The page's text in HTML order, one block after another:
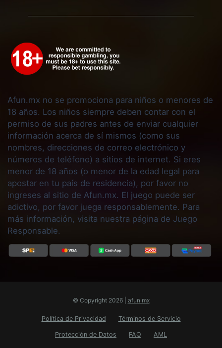
Afun.mx no se promociona para niños o menores de
18 años. Los niños siempre deben contar con el
permiso de sus padres antes de enviar cualquier
información acerca de sí mismos (como sus
nombres, direcciones de correo electrónico y
números de teléfono) a sitios de internet. Si eres
menor de 18 años (o menor de la edad legal para
apostar en tu país de residencia), por favor no
ingreses al sitio de Afun.mx. El juego puede ser
adictivo, por favor juega responsablemente. Para
más información, visita nuestra página de Juego
Responsable.
© Copyright 2026 | afun mx
Política de Privacidad Términos de Servicio
Protección de Datos FAQ AML